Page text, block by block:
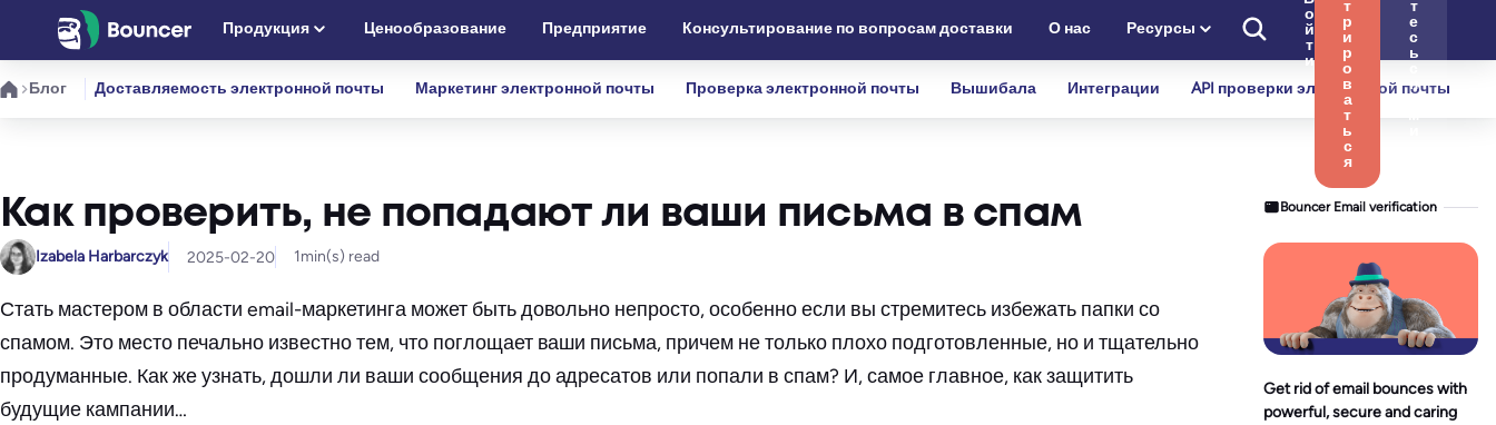
Перейти
содержимому
Продукция Ценообразование Предприятие Консультирование по вопросам доставки О нас Ресурсы
о
й
т
и
т
р
и
р
о
в
а
т
ь
с
я
т
е
с
ь
н
а
Блог Доставляемость электронной почты Маркетинг электронной почты Проверка электронной почты Вышибала Интеграции API проверки электронной почты
Как проверить, не попадают ли ваши письма в спам
Izabela Harbarczyk 2025-02-20 1min(s) read
Стать мастером в области email-маркетинга может быть довольно непросто, особенно если вы стремитесь избежать папки со
спамом. Это место печально известно тем, что поглощает ваши письма, причем не только плохо подготовленные, но и тщательно
продуманные. Как же узнать, дошли ли ваши сообщения до адресатов или попали в спам? И, самое главное, как защитить
будущие кампании…
Bouncer Email verification
Get rid of email bounces with
powerful, secure and caring